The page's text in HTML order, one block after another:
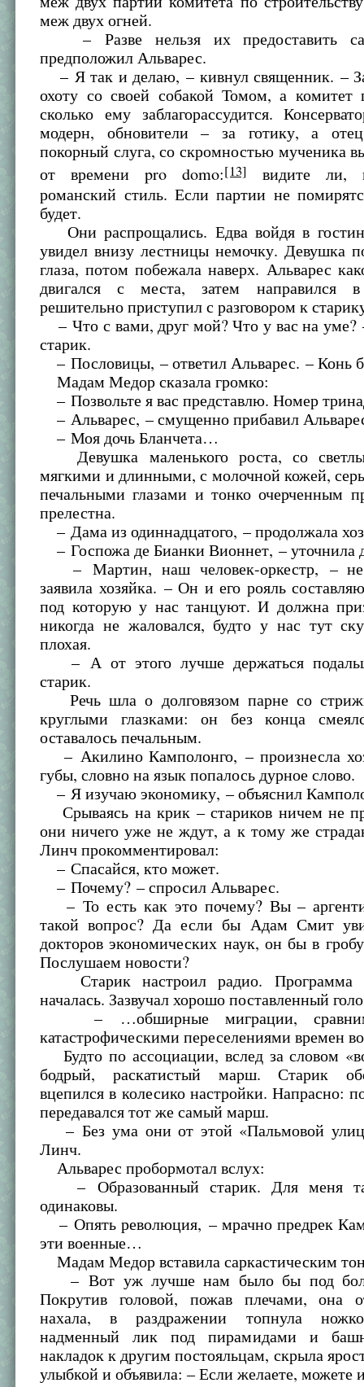
меж двух огней.
– Разве нельзя их предоставить
предположил Альварес.
– Я так и делаю, – кивнул священник. –
охоту со своей собакой Томом, а комитет
сколько ему заблагорассудится.
модерн, обновители – за готику, а
покорный слуга, со скромностью мученика
от времени pro domo:[13]
видите ли,
романский стиль. Если партии не
будет.
Они распрощались. Едва войдя в
увидел внизу лестницы немочку. Девушка
глаза, потом побежала наверх. Альварес
двигался с места, затем направился
решительно приступил с разговором к
– Что с вами, друг мой? Что у вас на уме?
старик.
– Пословицы, – ответил Альварес. – Конь
Мадам Медор сказала громко:
– Позвольте я вас представлю. Номер
– Альварес, – смущенно прибавил
– Моя дочь Бланчета…
Девушка маленького роста, со
мягкими и длинными, с молочной кожей,
печальными глазами и тонко очерченным
прелестна.
– Дама из одиннадцатого, – продолжала
– Госпожа де Бианки Вионнет, – уточнила
– Мартин, наш человек-оркестр, – не
заявила хозяйка. – Он и его рояль
под которую у нас танцуют. И должна
никогда не жаловался, будто у нас тут
плохая.
– А от этого лучше держаться
старик.
Речь шла о долговязом парне со
круглыми глазками: он без конца
оставалось печальным.
– Акилино Камполонго, – произнесла
губы, словно на язык попалось дурное слово.
– Я изучаю экономику, – объяснил
Срываясь на крик – стариков ничем не
они ничего уже не ждут, а к тому же
Линч прокомментировал:
– Спасайся, кто может.
– Почему? – спросил Альварес.
– То есть как это почему? Вы –
такой вопрос? Да если бы Адам Смит
докторов экономических наук, он бы в
Послушаем новости?
Старик настроил радио. Программа
началась. Зазвучал хорошо поставленный
– …обширные миграции,
катастрофическими переселениями времен
Будто по ассоциации, вслед за словом
бодрый, раскатистый марш. Старик
вцепился в колесико настройки. Напрасно:
передавался тот же самый марш.
– Без ума они от этой «Пальмовой
Линч.
Альварес пробормотал вслух:
– Образованный старик. Для меня
одинаковы.
– Опять революция, – мрачно предрек
эти военные…
Мадам Медор вставила саркастическим
– Вот уж лучше нам было бы под
Покрутив головой, пожав плечами, она
нахала, в раздражении топнула
надменный лик под пирамидами и
накладок к другим постояльцам, скрыла
улыбкой и объявила: – Если желаете, можете